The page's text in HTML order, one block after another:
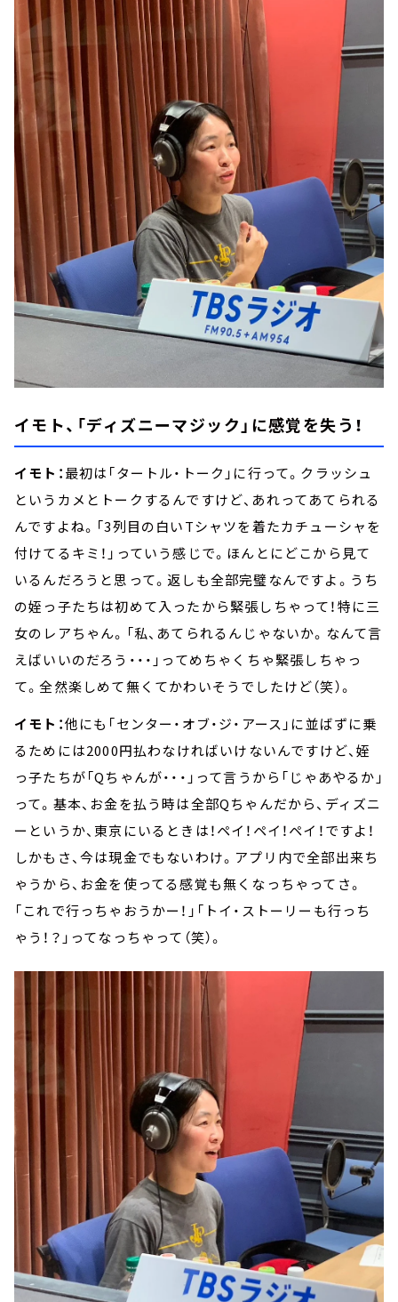
イモト、「ディズニーマジック」に感覚を失う！
イモト：最初は「タートル・トーク」に行って。クラッシュ
というカメとトークするんですけど、あれってあてられる
んですよね。「3列目の白いTシャツを着たカチューシャを
付けてるキミ！」っていう感じで。ほんとにどこから見て
いるんだろうと思って。返しも全部完璧なんですよ。うち
の姪っ子たちは初めて入ったから緊張しちゃって！特に三
女のレアちゃん。「私、あてられるんじゃないか。なんて言
えばいいのだろう・・・」ってめちゃくちゃ緊張しちゃっ
て。全然楽しめて無くてかわいそうでしたけど（笑）。
イモト：他にも「センター・オブ・ジ・アース」に並ばずに乗
るためには2000円払わなければいけないんですけど、姪
っ子たちが「Qちゃんが・・・」って言うから「じゃあやるか」
って。基本、お金を払う時は全部Qちゃんだから、ディズニ
ーというか、東京にいるときは！ペイ！ペイ！ペイ！ですよ！
しかもさ、今は現金でもないわけ。アプリ内で全部出来ち
ゃうから、お金を使ってる感覚も無くなっちゃってさ。
「これで行っちゃおうかー！」「トイ・ストーリーも行っち
ゃう！？」ってなっちゃって（笑）。